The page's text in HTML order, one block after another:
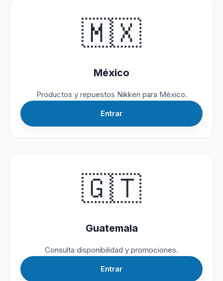
🇲🇽
México
Productos y repuestos Nikken para México.
Entrar
🇬🇹
Guatemala
Consulta disponibilidad y promociones.
Entrar